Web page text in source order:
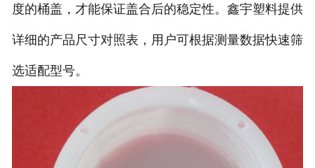
度的桶盖，才能保证盖合后的稳定性。鑫宇塑料提供
详细的产品尺寸对照表，用户可根据测量数据快速筛
选适配型号。